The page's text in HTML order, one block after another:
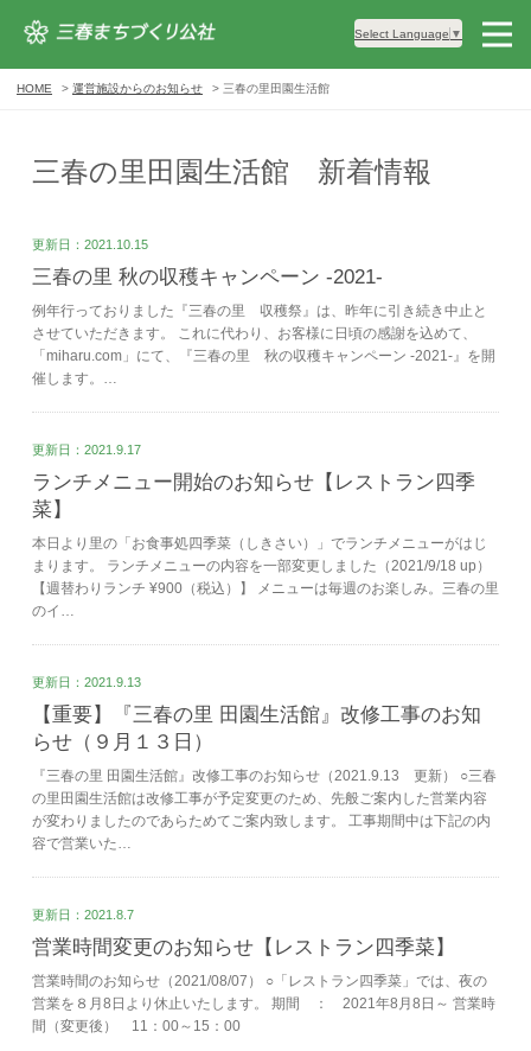
Select Language ▼
HOME 運営施設からのお知らせ 三春の里田園生活館
三春の里田園生活館 新着情報
更新日：2021.10.15
三春の里 秋の収穫キャンペーン -2021-
例年行っておりました『三春の里 収穫祭』は、昨年に引き続き中止と
させていただきます。 これに代わり、お客様に日頃の感謝を込めて、
「miharu.com」にて、『三春の里 秋の収穫キャンペーン -2021-』を開
催します。…
更新日：2021.9.17
ランチメニュー開始のお知らせ【レストラン四季
菜】
本日より里の「お食事処四季菜（しきさい）」でランチメニューがはじ
まります。 ランチメニューの内容を一部変更しました（2021/9/18 up）
【週替わりランチ ¥900（税込）】 メニューは毎週のお楽しみ。三春の里
のイ…
更新日：2021.9.13
【重要】『三春の里 田園生活館』改修工事のお知
らせ（９月１３日）
『三春の里 田園生活館』改修工事のお知らせ（2021.9.13 更新） ○三春
の里田園生活館は改修工事が予定変更のため、先般ご案内した営業内容
が変わりましたのであらためてご案内致します。 工事期間中は下記の内
容で営業いた…
更新日：2021.8.7
営業時間変更のお知らせ【レストラン四季菜】
営業時間のお知らせ（2021/08/07） ○「レストラン四季菜」では、夜の
営業を８月8日より休止いたします。 期間 ： 2021年8月8日～ 営業時
間（変更後） 11：00～15：00